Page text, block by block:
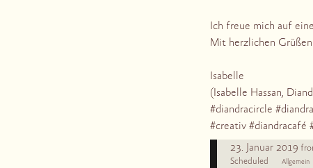
Ich freue mich auf
Mit herzlichen Grüßen
Isabelle
(Isabelle Hassan,
#diandracircle
#creativ #diandracafé
23. Januar 2019
Scheduled Allgemein